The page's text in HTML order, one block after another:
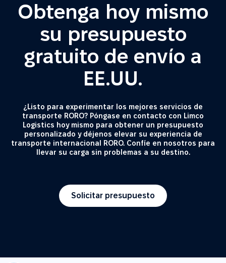
Obtenga hoy mismo
su presupuesto
gratuito de envío a
EE.UU.
¿Listo para experimentar los mejores servicios de
transporte RORO? Póngase en contacto con Limco
Logistics hoy mismo para obtener un presupuesto
personalizado y déjenos elevar su experiencia de
transporte internacional RORO. Confíe en nosotros para
llevar su carga sin problemas a su destino.
Solicitar presupuesto